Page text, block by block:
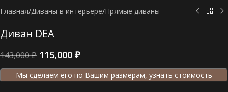
Главная/Диваны в интерьере/Прямые диваны
Диван DEA
143,000₽ 115,000 ₽
Мы сделаем его по Вашим размерам, узнать стоимость